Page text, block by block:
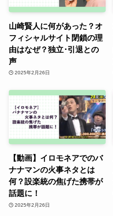
山崎賢人に何があった？オ
フィシャルサイト閉鎖の理
由はなぜ？独立･引退との
声
2025年2月26日
【動画】イロモネアでのバ
ナナマンの火事ネタとは
何？設楽統の焦げた携帯が
話題に！
2025年2月26日